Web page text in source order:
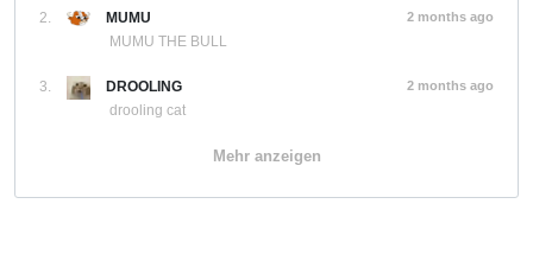
2.
MUMU
MUMU THE BULL
2 months ago
3.
DROOLING
drooling cat
2 months ago
Mehr anzeigen